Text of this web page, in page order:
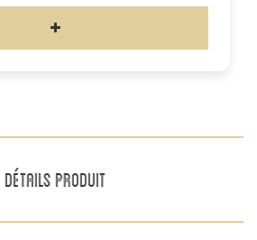
DÉTAILS PRODUIT